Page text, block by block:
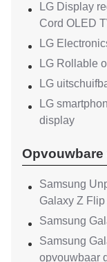
LG Display
Cord OLED
LG
LG Rollable
LG
LG
display
Samsung
Galaxy Z Flip
Samsung
Samsung
opvouwbaar